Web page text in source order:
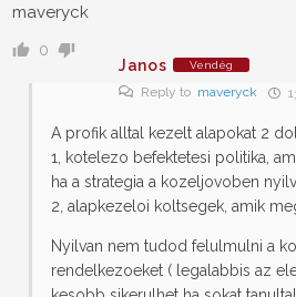
maveryck
0
Janos
Vendég
Reply to maveryck
A profik alltal kezelt alapokat 2
1, kotelezo befektetesi politika,
ha a strategia a kozeljovoben
2, alapkezeloi koltsegek, amik
Nyilvan nem tudod felulmulni a
rendelkezoeket ( legalabbis az